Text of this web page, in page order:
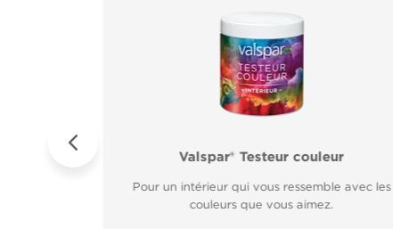
Valspar® Testeur couleur
Pour un intérieur qui vous ressemble avec les
couleurs que vous aimez.
Valspar® Pro Extérieur Boiseries et Métal
Résiste aux fissures et à l’écaillage. Résiste aux
intempéries.